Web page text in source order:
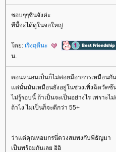
ชอบๆๆชินจังค่ะ
ทีนี้จะได้ดูในจอใหญ่
ดย: เริงฤดีนะ
น.
ตอนหนอนเป็นก็ไม่ค่อยมีอาการเหมือนกั
ต่นั่นมันเหมือนยังอยู่ในช่วงเพิ่งฉีดวัคซ๊
ไม่รู้รอบนี้ ถ้าเป็นจะเป็นอย่างไร เพราะ
ถ้าไง ไม่เป็นก็จะดีกว่า 55+
ว่าแต่คุณหอมกรนี่ดวงสมพงกับพี่ธัญมา
เป็นพร้อมกันเลย อิอิ